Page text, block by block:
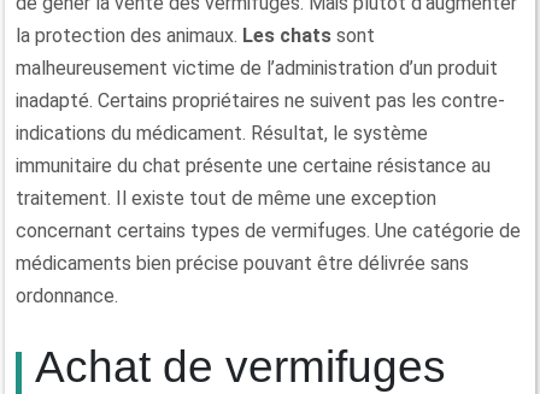
la protection des animaux. Les chats sont
malheureusement victime de l’administration d’un produit
inadapté. Certains propriétaires ne suivent pas les contre-
indications du médicament. Résultat, le système
immunitaire du chat présente une certaine résistance au
traitement. Il existe tout de même une exception
concernant certains types de vermifuges. Une catégorie de
médicaments bien précise pouvant être délivrée sans
ordonnance.
Achat de vermifuges